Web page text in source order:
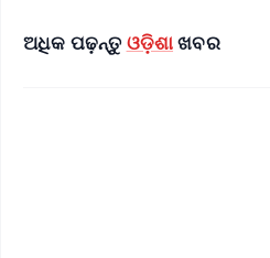
ଅଧିକ ପଢ଼ନ୍ତୁ ଓଡ଼ିଶାଖବର